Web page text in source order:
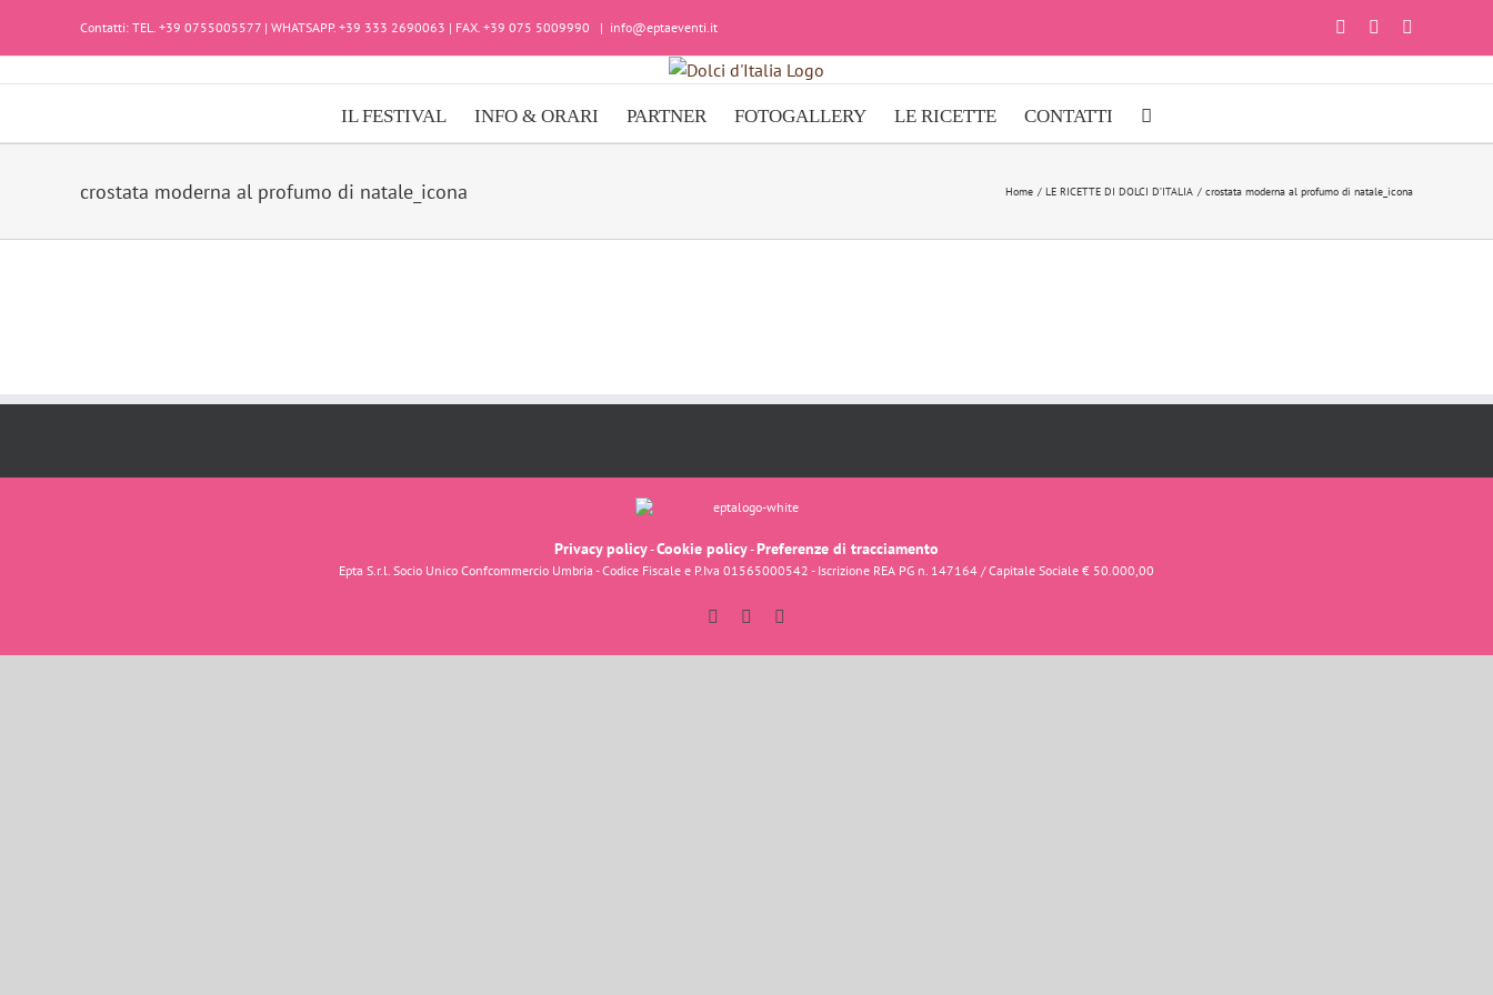
Contatti: TEL. +39 0755005577 | WHATSAPP. +39 333 2690063 | FAX. +39 075 5009990 | info@eptaeventi.it FacebookInstagram
IL FESTIVAL INFO & ORARI PARTNER FOTOGALLERY LE RICETTE CONTATTI
crostata moderna al profumo di natale_icona Home LE RICETTE DI DOLCI D’ITALIA crostata moderna al profumo di natale_icona
Privacy policy-Cookie policy-Preferenze di tracciamento
Epta S.r.l. Socio Unico Confcommercio Umbria - Codice Fiscale e P.Iva 01565000542 - Iscrizione REA PG n. 147164 / Capitale Sociale € 50.000,00
FacebookInstagram